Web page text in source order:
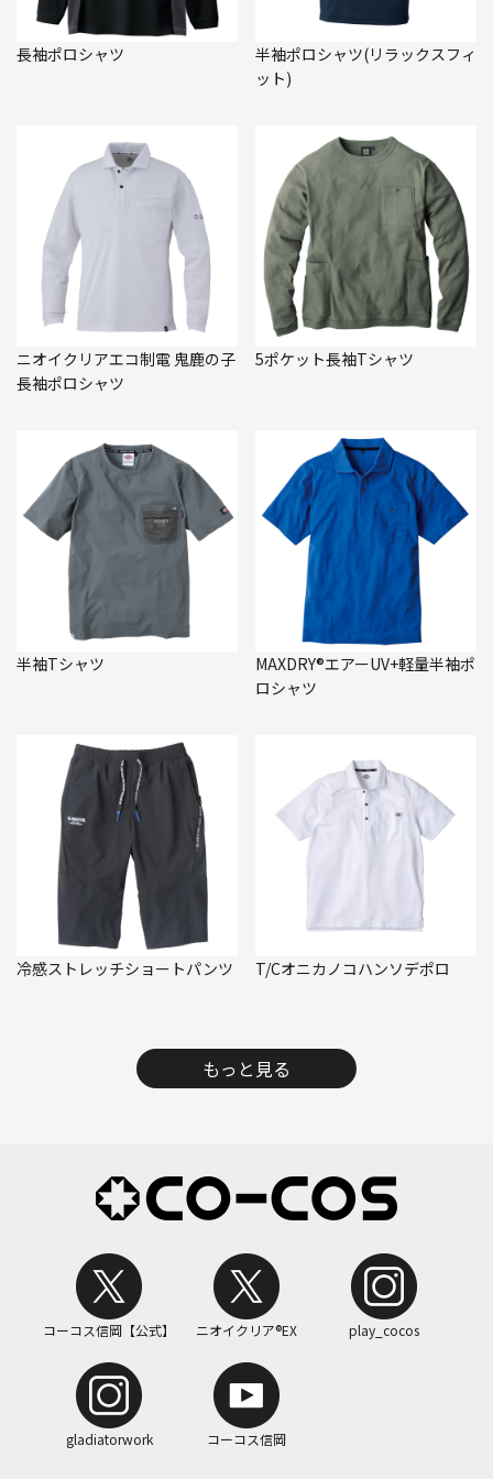
長袖ポロシャツ
半袖ポロシャツ(リラックスフィ
ット)
ニオイクリアエコ制電 鬼鹿の子
長袖ポロシャツ
5ポケット長袖Tシャツ
半袖Tシャツ
MAXDRY®エアーUV+軽量半袖ポ
ロシャツ
冷感ストレッチショートパンツ T/Cオニカノコハンソデポロ
もっと見る
コーコス信岡【公式】 ニオイクリア®EX play_cocos
gladiatorwork コーコス信岡